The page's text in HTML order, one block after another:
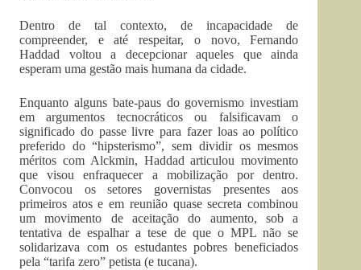
Dentro de tal contexto, de incapacidade de
compreender, e até respeitar, o novo, Fernando
Haddad voltou a decepcionar aqueles que ainda
esperam uma gestão mais humana da cidade.
Enquanto alguns bate-paus do governismo investiam
em argumentos tecnocráticos ou falsificavam o
significado do passe livre para fazer loas ao político
preferido do “hipsterismo”, sem dividir os mesmos
méritos com Alckmin, Haddad articulou movimento
que visou enfraquecer a mobilização por dentro.
Convocou os setores governistas presentes aos
primeiros atos e em reunião quase secreta combinou
um movimento de aceitação do aumento, sob a
tentativa de espalhar a tese de que o MPL não se
solidarizava com os estudantes pobres beneficiados
pela “tarifa zero” petista (e tucana).